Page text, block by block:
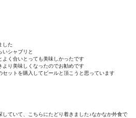
した
いシャブリと
よく合いとっても美味しかったです
り美味しくなったのでお勧めです
ットを購入してビールと頂こうと思っています
ていて、こちらにたどり着きました♪なかなか外食で